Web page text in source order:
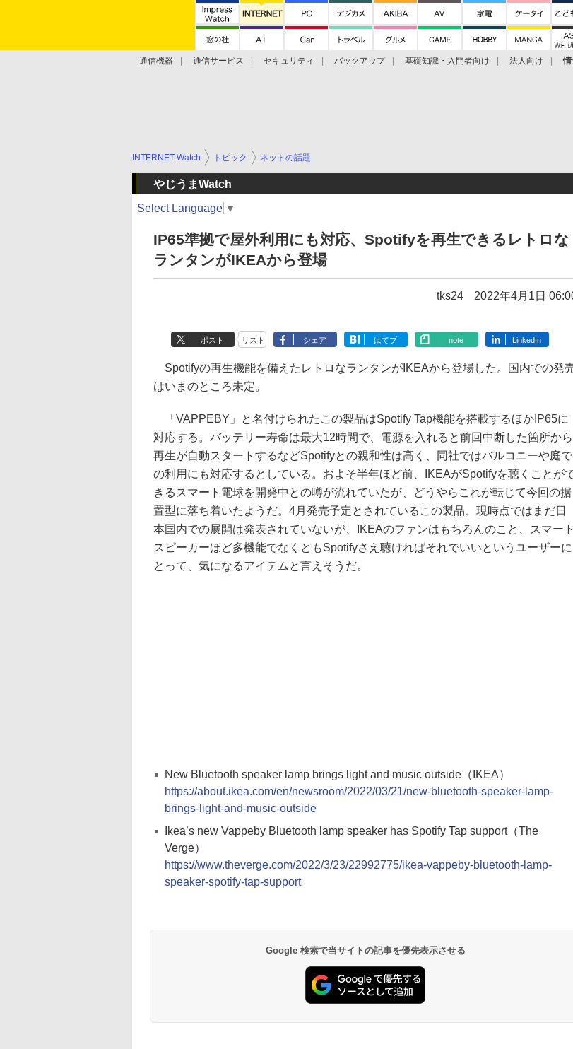
通信機器 通信サービス セキュリティ バックアップ 基礎知識・入門者向け 法人向け
INTERNET Watch トピック ネットの話題
やじうまWatch
Select Language ▼
IP65準拠で屋外利用にも対応、Spotifyを再生できるレトロな
ランタンがIKEAから登場
tks24 2022年4月1日
ポスト リスト シェア はてブ note LinkedIn
Spotifyの再生機能を備えたレトロなランタンがIKEAから登場した。国内での発
はいまのところ未定。
「VAPPEBY」と名付けられたこの製品はSpotify Tap機能を搭載するほかIP65に
対応する。バッテリー寿命は最大12時間で、電源を入れると前回中断した箇所から
再生が自動スタートするなどSpotifyとの親和性は高く、同社ではバルコニーや庭で
の利用にも対応するとしている。およそ半年ほど前、IKEAがSpotifyを聴くことが
きるスマート電球を開発中との噂が流れていたが、どうやらこれが転じて今回の据
置型に落ち着いたようだ。4月発売予定とされているこの製品、現時点ではまだ日
本国内での展開は発表されていないが、IKEAのファンはもちろんのこと、スマート
スピーカーほど多機能でなくともSpotifyさえ聴ければそれでいいというユーザーに
とって、気になるアイテムと言えそうだ。
New Bluetooth speaker lamp brings light and music outside（IKEA）
https://about.ikea.com/en/newsroom/2022/03/21/new-bluetooth-speaker-lamp-
brings-light-and-music-outside
Ikea’s new Vappeby Bluetooth lamp speaker has Spotify Tap support（The
Verge）
https://www.theverge.com/2022/3/23/22992775/ikea-vappeby-bluetooth-lamp-
speaker-spotify-tap-support
Google 検索で当サイトの記事を優先表示させる